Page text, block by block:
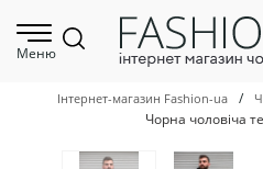
Меню
Інтернет-магазин Fashion-ua /
Чорна чоловіча